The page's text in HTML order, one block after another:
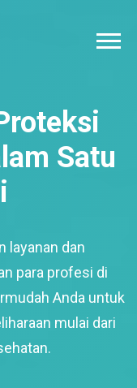
Satu
layanan dan
para profesi di
Anda untuk
mulai dari